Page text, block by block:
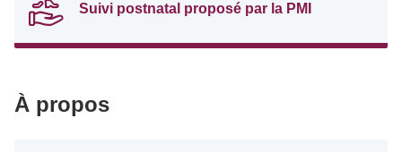
Suivi postnatal proposé par la PMI
À propos